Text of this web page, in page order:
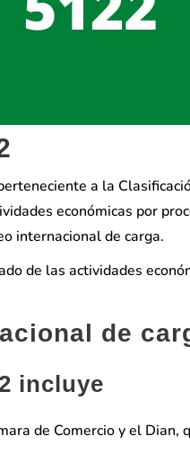
a la
económicas por
internacional de carga.
de las actividades
de
incluye
de Comercio y el